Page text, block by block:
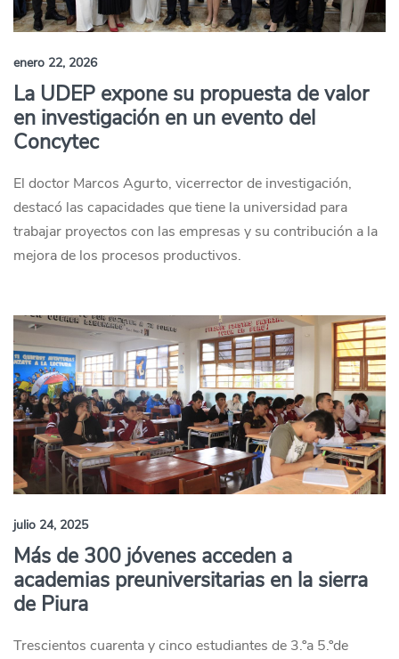
enero 22, 2026
La UDEP expone su propuesta de valor
en investigación en un evento del
Concytec
El doctor Marcos Agurto, vicerrector de investigación,
destacó las capacidades que tiene la universidad para
trabajar proyectos con las empresas y su contribución a la
mejora de los procesos productivos.
julio 24, 2025
Más de 300 jóvenes acceden a
academias preuniversitarias en la sierra
de Piura
Trescientos cuarenta y cinco estudiantes de 3.ºa 5.ºde